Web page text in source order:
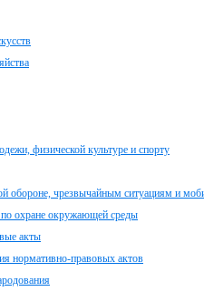
физической культуре и спорту
обороне, чрезвычайным ситуациям и
по охране окружающей среды
акты
нормативно-правовых актов